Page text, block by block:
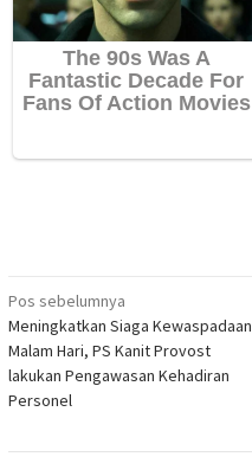
Navigasi
pos
Pos sebelumnya
Meningkatkan Siaga Kewaspadaan
Malam Hari, PS Kanit Provost
lakukan Pengawasan Kehadiran
Personel